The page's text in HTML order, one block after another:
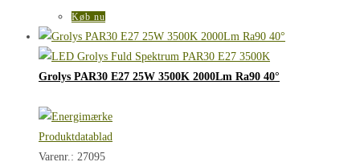
Køb nu
Grolys PAR30 E27 25W 3500K 2000Lm Ra90 40°
Produktdatablad
Varenr.: 27095